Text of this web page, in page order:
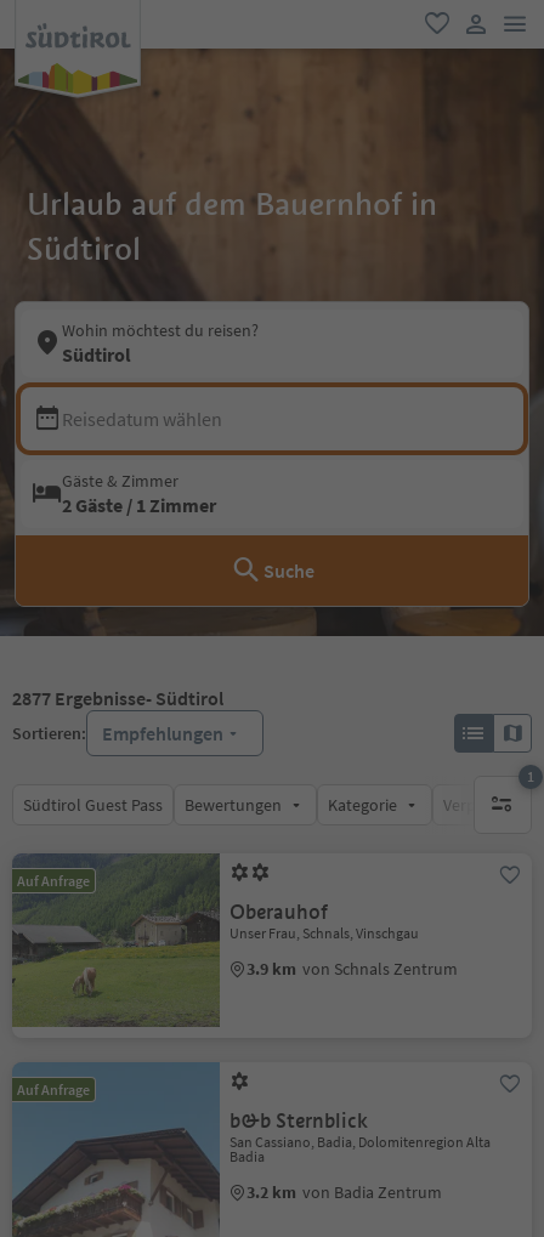
favorit
user link
Urlaub auf dem Bauernhof in
Südtirol
Wohin möchtest du reisen?
Südtirol
Reisedatum wählen
Gäste & Zimmer
2 Gäste / 1 Zimmer
Suche
2877 Ergebnisse- Südtirol
Sortieren: Empfehlungen
Südtirol Guest Pass Bewertungen Kategorie
1
1
Auf Anfrage
Oberauhof
Unser Frau, Schnals, Vinschgau
3.9 km von Schnals Zentrum
Auf Anfrage
b&b Sternblick
San Cassiano, Badia, Dolomitenregion Alta
Badia
3.2 km von Badia Zentrum